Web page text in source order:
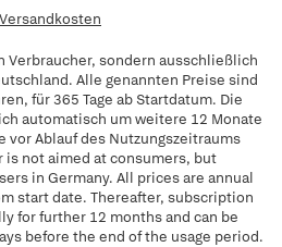
Verbraucher, sondern ausschließlich
Alle genannten Preise sind
für 365 Tage ab Startdatum. Die
automatisch um weitere 12 Monate
vor Ablauf des Nutzungszeitraums
is not aimed at consumers, but
in Germany. All prices are annual
start date. Thereafter, subscription
for further 12 months and can be
before the end of the usage period.